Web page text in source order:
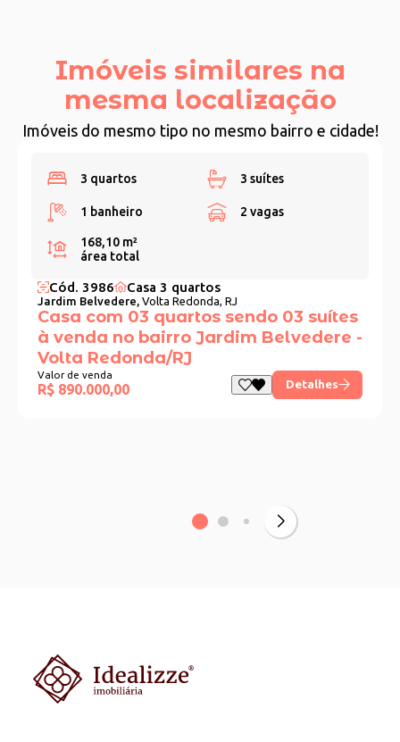
Imóveis similares na
mesma localização
Imóveis do mesmo tipo no mesmo bairro e cidade!
3 quartos 3 suítes
1 banheiro 2 vagas
168,10 m²
área total
Cód. 3986 Casa 3 quartos
Jardim Belvedere, Volta Redonda, RJ
Casa com 03 quartos sendo 03 suítes
à venda no bairro Jardim Belvedere -
Volta Redonda/RJ
Valor de venda
R$ 890.000,00 Detalhes